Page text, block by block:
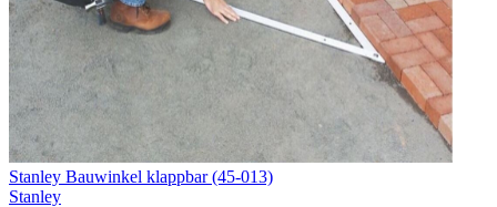
Stanley Bauwinkel klappbar (45-013)
Stanley